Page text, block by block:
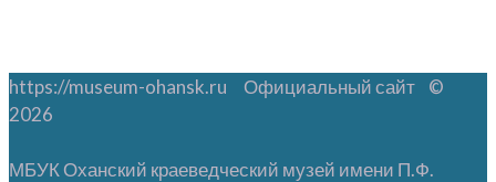
https://museum-ohansk.ru Официальный сайт ©
2026
МБУК Оханский краеведческий музей имени П.Ф.